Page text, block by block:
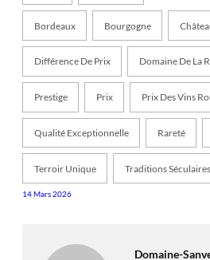
Bordeaux Bourgogne
Différence De Prix Domaine De La
Prestige Prix Prix Des Vins
Qualité Exceptionnelle Rareté
Terroir Unique Traditions Séculaires
14 Mars 2026
Domaine-